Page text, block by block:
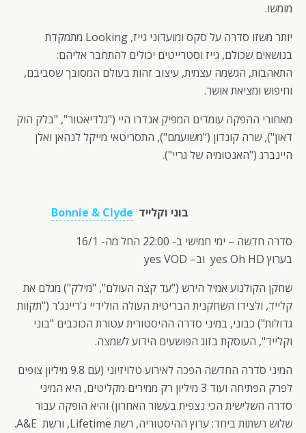
מומשו.
יותר משזו סדרה על סקס ומועדוני גייז, Looking מתמקדת
בנושאים שכולם, גייז וסטרייטים יכולים להתחבר אליהם:
התאהבות, הגשמה עצמית, עיצוב זהות בעולם המסובך שסביבם,
וחיפוש ומציאת אושר.
מאחורי ההפקה עומדים המפיק אנדרו היי ("גלדיאטור", "בלק הוק
דאון"), שרה קונדון ("משועמם"), התסריטאי מייקל לנהאן ואלן
היינברג ("האנטומיה של גריי").
בוני וקלייד Bonnie & Clyde
סדרה חדשה – ימי חמישי ב- 22:00 החל מה- 16/1
בערוץ yes Oh HD וב– yes VOD
שחקן הקולנוע אמיל הירש ("עד קצה העולם", "מילק") מגלם את
קלייד, ולצידו השחקנית הבריטית העולה הולידיי ג'ריינג'ר ("תקוות
גדולות") כבוני, במיני סדרה ההיסטורית עטורת הכוכבים "בוני
וקלייד", העוסקת בזוג הפושעים הידוע לשמצה.
המיני סדרה החדשה הפכה לאירוע טלויזיוני (עם 9.8 מיליון צופים
לפרק הפתיחה ועוד 3 מיליון רק ממירים מקליטים, היא המיני
סדרה השלישית הכי נצפית בעשור האחרון) והיא הופקה עבור
שלוש רשתות ביחד: ערוץ ההיסטוריה, רשת Lifetime, ורשת A&E.